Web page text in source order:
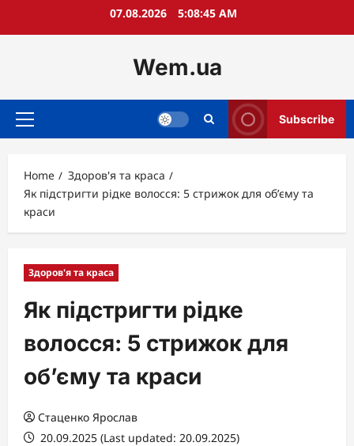
07.08.2026 5:08:46 AM
Wem.ua
Primary
Subscribe
Home
Здоров'я та краса
Як підстригти рідке волосся: 5 стрижок для об’єму та
краси
Здоров'я та краса
Як підстригти рідке
волосся: 5 стрижок для
об’єму та краси
Стаценко Ярослав
20.09.2025 (Last updated: 20.09.2025)